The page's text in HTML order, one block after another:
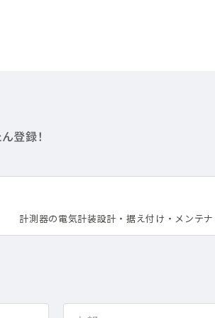
計測器の電気計装設計・据え付け・メンテ